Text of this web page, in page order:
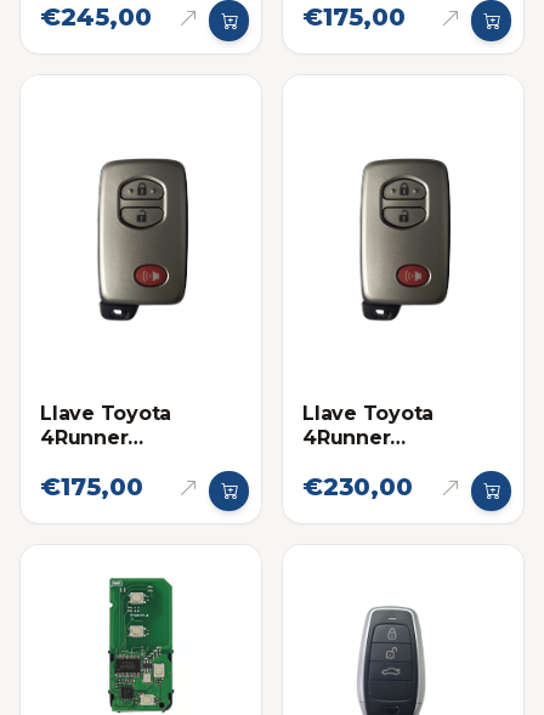
Original 2016-2019
€245,00 €175,00
Llave Toyota
4Runner
€175,00
Llave Toyota
4Runner
Eléctronica original
€230,00